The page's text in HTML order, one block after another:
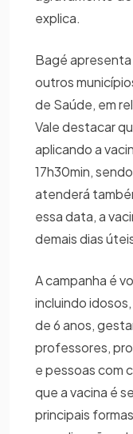
explica.
Bagé
outros
de Saúde, em
Vale destacar
aplicando a
17h30min,
atenderá
essa data, a
demais dias
A campanha é
incluindo
de 6 anos,
professores,
e pessoas com
que a vacina é
principais